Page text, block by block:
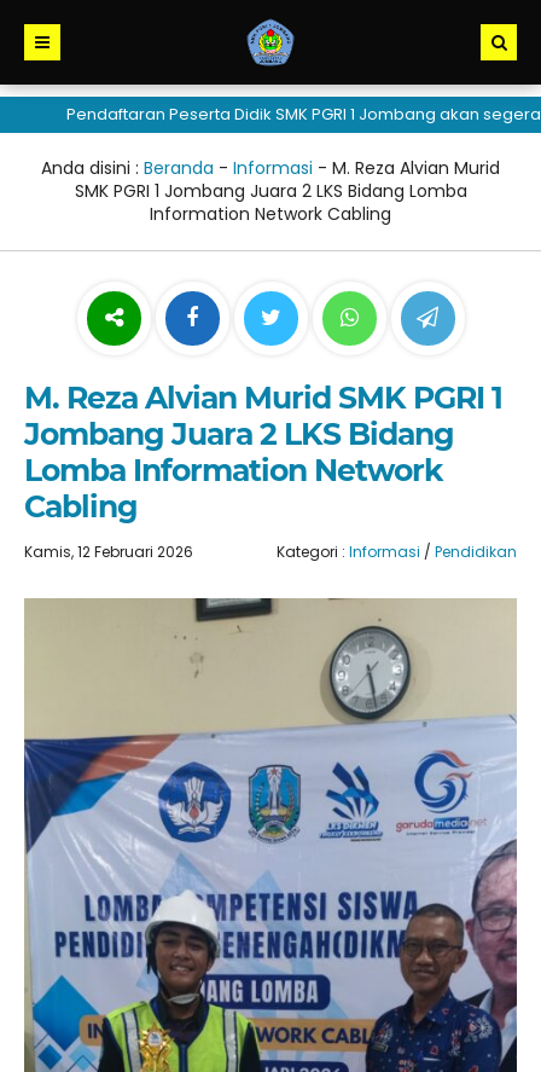
Pendaftaran Peserta Didik SMK PGRI 1 Jombang akan segera
Anda disini : Beranda - Informasi - M. Reza Alvian Murid
SMK PGRI 1 Jombang Juara 2 LKS Bidang Lomba
Information Network Cabling
M. Reza Alvian Murid SMK PGRI 1
Jombang Juara 2 LKS Bidang
Lomba Information Network
Cabling
Kamis, 12 Februari 2026 Kategori : Informasi / Pendidikan